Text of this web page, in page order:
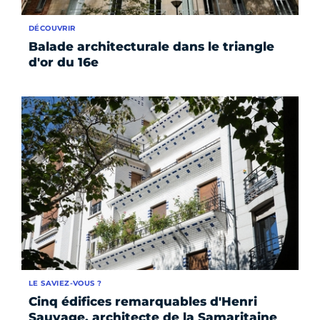
Balade architecturale dans le triangle
d'or du 16e
DÉCOUVRIR
Cinq édifices remarquables d'Henri
Sauvage, architecte de la Samaritaine
LE SAVIEZ-VOUS ?